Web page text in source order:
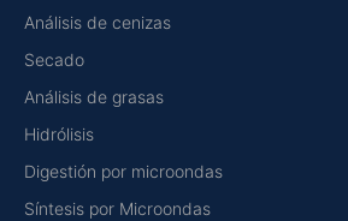
Análisis de cenizas
Secado
Análisis de grasas
Hidrólisis
Digestión por microondas
Síntesis por Microondas